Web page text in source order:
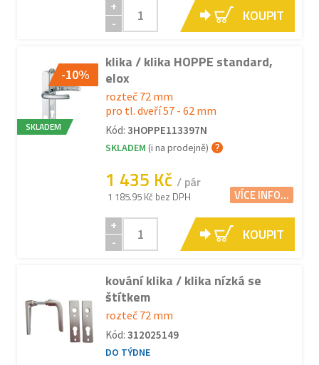
+
-
KOUPIT
-10%
SKLADEM
klika / klika HOPPE standard,
elox
rozteč 72 mm
pro tl. dveří 57 - 62 mm
Kód: 3HOPPE113397N
SKLADEM (i na prodejně)
1 435 Kč / pár
1 185.95 Kč bez DPH VÍCE INFO...
+
-
KOUPIT
kování klika / klika nízká se
štítkem
rozteč 72 mm
Kód: 312025149
DO TÝDNE